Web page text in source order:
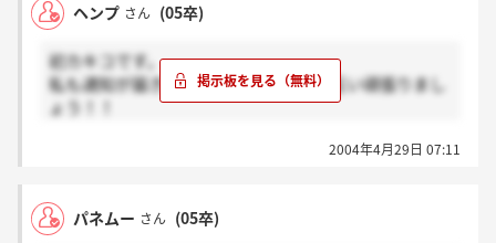
ヘンプ さん (05卒)
初カキコです。
私も通知が届き、11日に二次です。お互い頑張りまし
ょう！！
みだそうです。たぶん面接ではない気がするのです
とにかく楽しみですね！
2004年4月29日 07:11
パネムー さん (05卒)